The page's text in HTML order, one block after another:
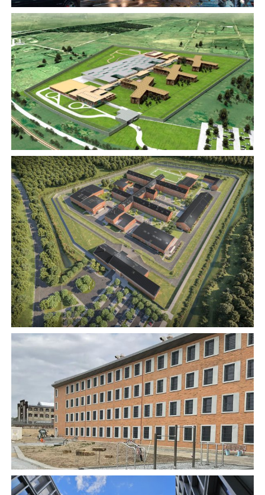
Neubau JVA Heidering, Großbeeren*
Justizbau
Neubau JVA Münster
Justizbau
Neubau JVA Willich I, Willich
Justizbau